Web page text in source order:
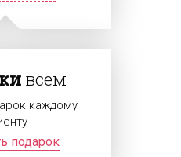
всем
каждому
подарок